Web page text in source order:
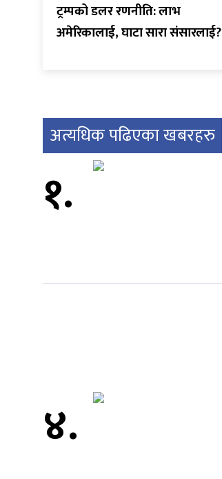
ट्रम्पको डलर रणनीति: लाभ
अमेरिकालाई, घाटा सारा संसारलाई?
अत्यधिक पढिएका खबरहरु
१.
४.